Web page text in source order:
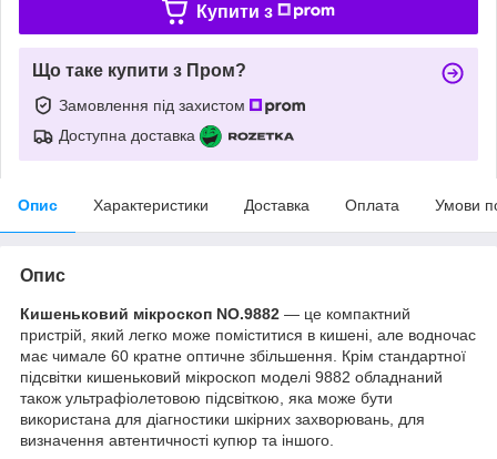
Купити з
Що таке купити з Пром?
Замовлення під захистом
Доступна доставка
Опис Характеристики Доставка Оплата Умови
Опис
Кишеньковий мікроскоп NO.9882 — це компактний
пристрій, який легко може поміститися в кишені, але водночас
має чимале 60 кратне оптичне збільшення. Крім стандартної
підсвітки кишеньковий мікроскоп моделі 9882 обладнаний
також ультрафіолетовою підсвіткою, яка може бути
використана для діагностики шкірних захворювань, для
визначення автентичності купюр та іншого.